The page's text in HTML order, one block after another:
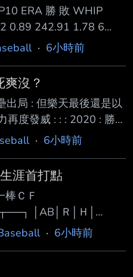
ERA 勝 敗 WHIP
0.89 242.91 1.78 6
175.16 1.88 5 4
7.鈴木駿輔 2.14 8
2.33 10 2 1.18 137.18
1
· 6小時前
沒？
出局 : 但樂天最後還是以
再度發威 : : : 2020 : 勝
時14:9 : 負 07/01 吱0
: 3邦 死壘上時2 :3 : 勝
時0 :0 和8 :2 : 勝 08/07
: 勝 08/30 吱7 : 4喵 死
· 6小時前
涯首打點
ＣＦ
│AB│Ｒ│Ｈ│
第一打
· 6小時前